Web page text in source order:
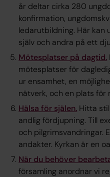
år deltar cirka 280
konfirmation,
ledarutbildning. Här kan
själv och andra på ett
Mötesplatser på dagtid.
mötesplatser för
ur ensamhet, en
nätverk, och en plats för
Hälsa för själen. Hitta
andlig fördjupning. Till
och pilgrimsvandringar.
andakter. Kyrkan är en
När du behöver
församling anordnar vi